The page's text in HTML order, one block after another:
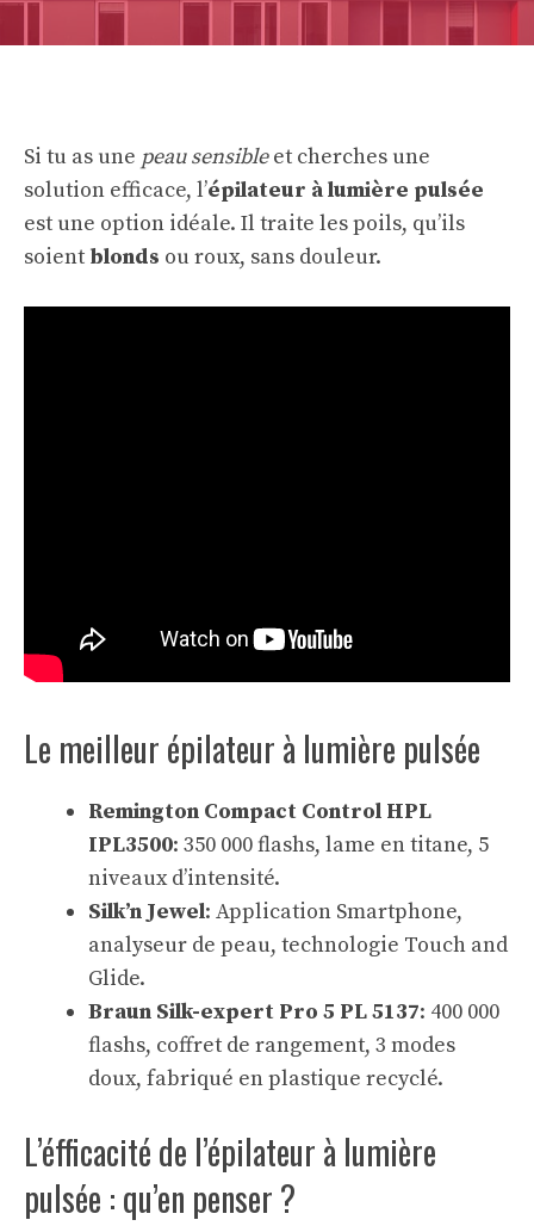
Si tu as une peau sensibleet cherches une
solution efficace, l’épilateur à lumière pulsée
est une option idéale. Il traite les poils, qu’ils
soient blonds ou roux, sans douleur.
Le meilleur épilateur à lumière pulsée
Remington Compact Control HPL
IPL3500: 350 000 flashs, lame en titane, 5
niveaux d’intensité.
Silk’n Jewel: Application Smartphone,
analyseur de peau, technologie Touch and
Glide.
Braun Silk-expert Pro 5 PL 5137: 400 000
flashs, coffret de rangement, 3 modes
doux, fabriqué en plastique recyclé.
L’éfficacité de l’épilateur à lumière
pulsée : qu’en penser ?